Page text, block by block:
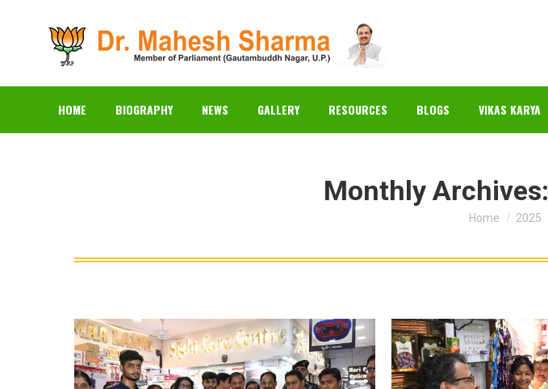
HOME BIOGRAPHY NEWS GALLERY RESOURCES BLOGS VIKAS KARYA
Monthly Archives:
You are here:
Home 2025
NEWS